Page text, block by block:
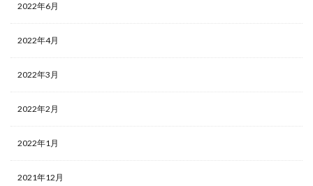
2022年6月
2022年4月
2022年3月
2022年2月
2022年1月
2021年12月